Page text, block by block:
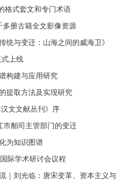
格式套文和专门术语
多册古籍全文影像资源
统与变迁：山海之间的威海卫》
上线
构建与应用研究
提取方法及实现研究
文文献丛刊》序
市舶司主管部门的变迁
为知识图谱
际学术研讨会议程
｜刘光临：唐宋变革、资本主义与